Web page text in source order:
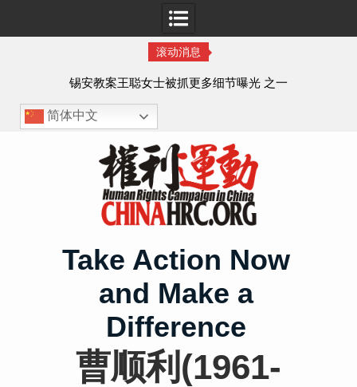
滚动消息
锡安教案王聪女士被抓更多细节曝光 之一
简体中文
Take Action Now
and Make a
Difference
曹顺利(1961-